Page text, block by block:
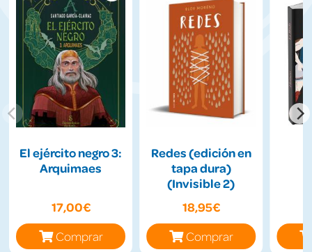
El ejército negro 3:
Arquimaes
17,00€
Comprar
Redes (edición en
tapa dura)
(Invisible 2)
18,95€
Comprar